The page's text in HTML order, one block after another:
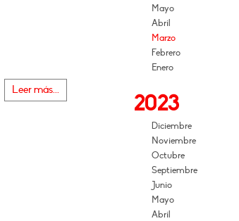
Leer más...
Mayo
Abril
Marzo
Febrero
Enero
2023
Diciembre
Noviembre
Octubre
Septiembre
Junio
Mayo
Abril